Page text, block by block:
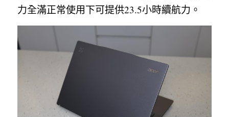
力全滿正常使用下可提供23.5小時續航力。